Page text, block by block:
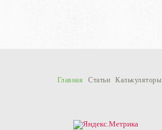
Главная Статьи Калькуляторы